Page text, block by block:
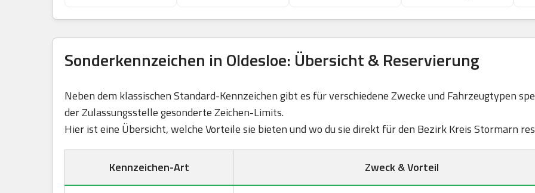
Sonderkennzeichen in Oldesloe: Übersicht & Reservierung
Neben dem klassischen Standard-Kennzeichen gibt es für verschiedene Zwecke und Fahrzeugtypen
der Zulassungsstelle gesonderte Zeichen-Limits.
Hier ist eine Übersicht, welche Vorteile sie bieten und wo du sie direkt für den Bezirk Kreis Stormarn
Kennzeichen-Art Zweck & Vorteil